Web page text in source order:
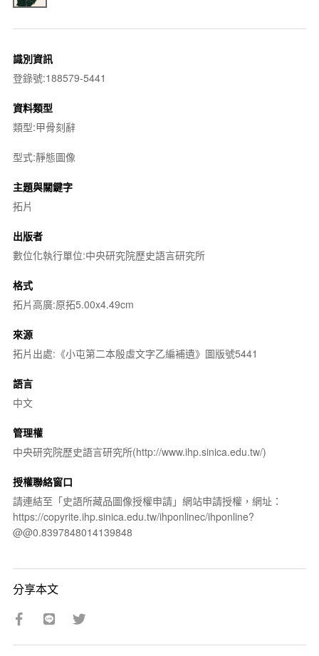
識別資訊
登錄號:188579-5441
資料類型
類型:甲骨刻辭
型式:靜態圖像
主題與關鍵字
拓片
出版者
數位化執行單位:中央研究院歷史語言研究所
格式
拓片高廣:原拓5.00x4.49cm
來源
拓片出處:《小屯第二本殷虛文字乙編補遺》圖版號5441
語言
中文
管理權
中央研究院歷史語言研究所(http://www.ihp.sinica.edu.tw/)
授權聯絡窗口
請連結至「史語所藏品圖像授權申請」網站申請授權，網址：
https://copyrite.ihp.sinica.edu.tw/ihponlinec/ihponline?
@@0.8397848014139848
分享本文